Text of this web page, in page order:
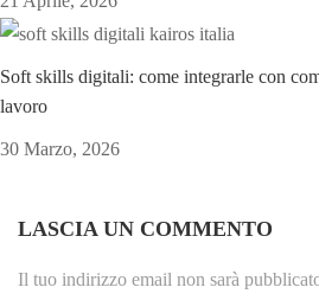
Soft skills digitali: come integrarle con
lavoro
30 Marzo, 2026
LASCIA UN COMMENTO
Il tuo indirizzo email non sarà